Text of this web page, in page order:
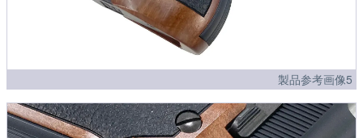
製品参考画像5